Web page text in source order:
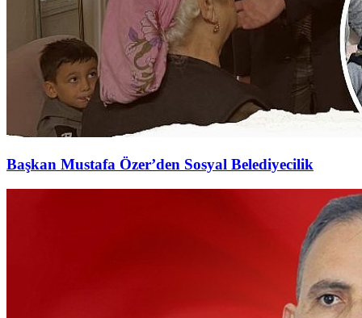
Başkan Mustafa Özer’den Sosyal Belediyecilik